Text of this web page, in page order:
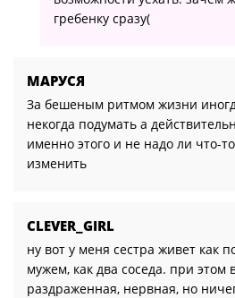
гребенку сразу(
МАРУСЯ
За бешеным ритмом жизни
некогда подумать а
именно этого и не надо ли что-
изменить
CLEVER_GIRL
ну вот у меня сестра живет как
мужем, как два соседа. при этом
раздраженная, нервная, но